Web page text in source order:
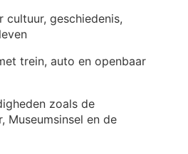
geschiedenis,
trein, auto en openbaar
zoals de
Museumsinsel en de